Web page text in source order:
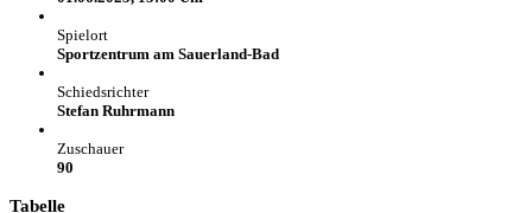
Spielort
Sportzentrum am Sauerland-Bad
Schiedsrichter
Stefan Ruhrmann
Zuschauer
90
Tabelle